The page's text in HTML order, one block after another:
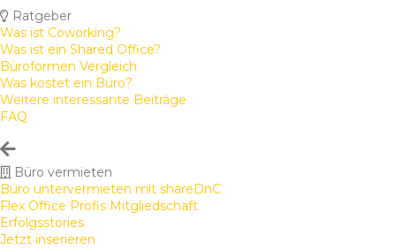
Ratgeber
Was ist Coworking?
Was ist ein Shared Office?
Büroformen Vergleich
Was kostet ein Büro?
Weitere interessante Beiträge
FAQ
Büro vermieten
Büro untervermieten mit shareDnC
Flex Office Profis Mitgliedschaft
Erfolgsstories
Jetzt inserieren